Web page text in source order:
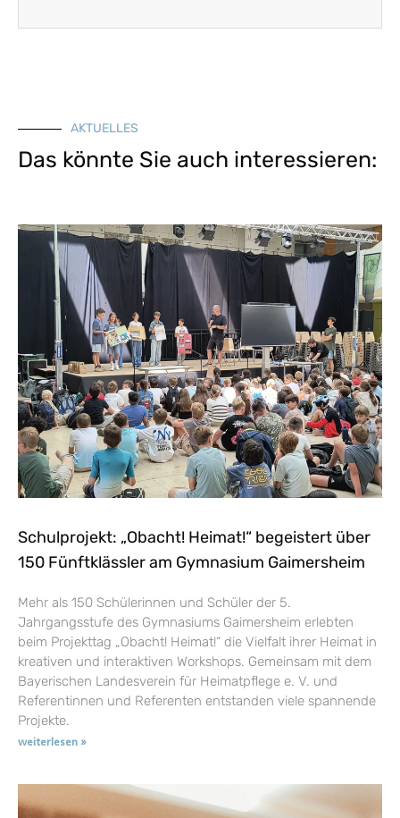
AKTUELLES
Das könnte Sie auch interessieren:
Schulprojekt: „Obacht! Heimat!“ begeistert über
150 Fünftklässler am Gymnasium Gaimersheim
Mehr als 150 Schülerinnen und Schüler der 5.
Jahrgangsstufe des Gymnasiums Gaimersheim erlebten
beim Projekttag „Obacht! Heimat!“ die Vielfalt ihrer Heimat in
kreativen und interaktiven Workshops. Gemeinsam mit dem
Bayerischen Landesverein für Heimatpflege e. V. und
Referentinnen und Referenten entstanden viele spannende
Projekte.
weiterlesen »